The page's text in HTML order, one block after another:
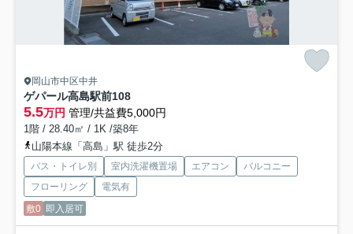
岡山市中区中井
ゲパール高島駅前108
5.5万円 管理/共益費5,000円
1階 / 28.40㎡ / 1K /築8年
山陽本線「高島」駅 徒歩2分
バス・トイレ別 室内洗濯機置場 エアコン
バルコニー
フローリング
電気有
敷0 即入居可